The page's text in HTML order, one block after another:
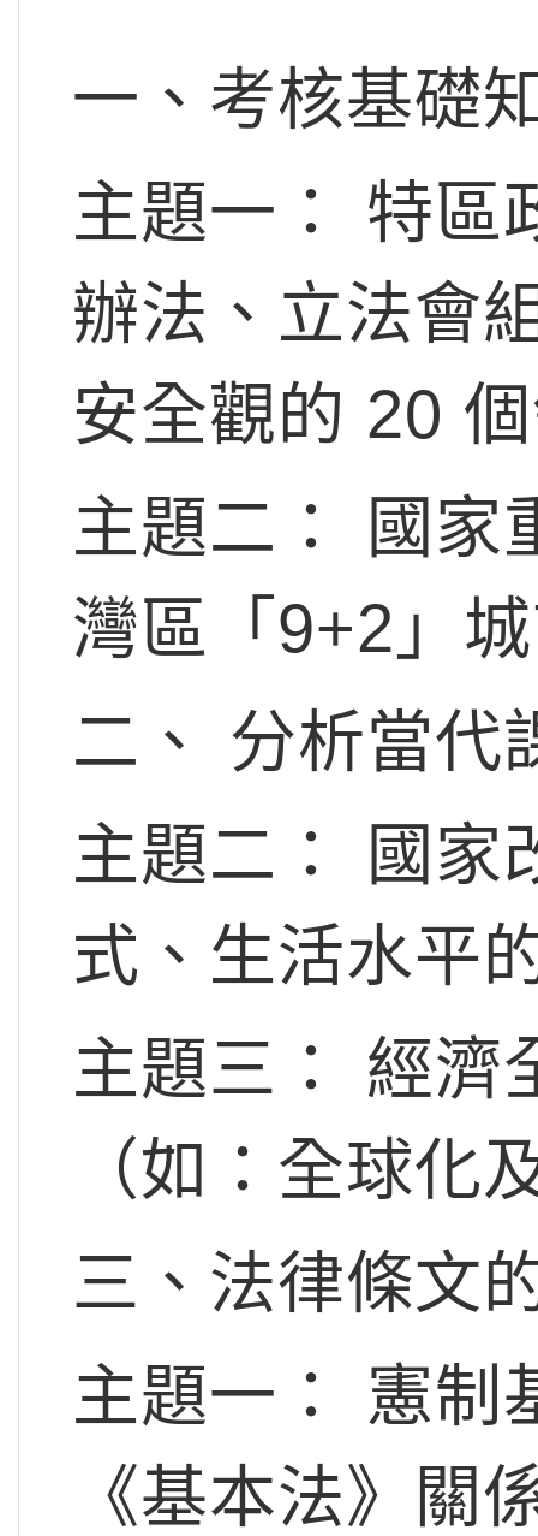
一、考核基礎
主題一： 特區
辦法、立法會
安全觀的 20
主題二： 國家
灣區「9+2」
二、 分析當代
主題二： 國家
式、生活水平
主題三： 經濟
（如：全球化
三、法律條文
主題一： 憲制
《基本法》關